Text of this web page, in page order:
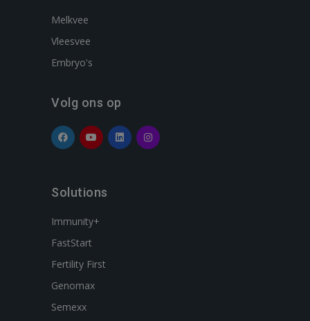
Melkvee
Vleesvee
Embryo's
Volg ons op
Solutions
Immunity+
FastStart
Fertility First
Genomax
Semexx